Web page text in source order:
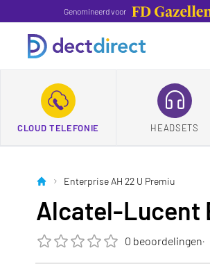
Genomineerd voor
CLOUD TELEFONIE HEADSETS
Enterprise AH 22 U Premiu
Alcatel-Lucent
De beoordeling van dit product is0.0
0 beoordelingen